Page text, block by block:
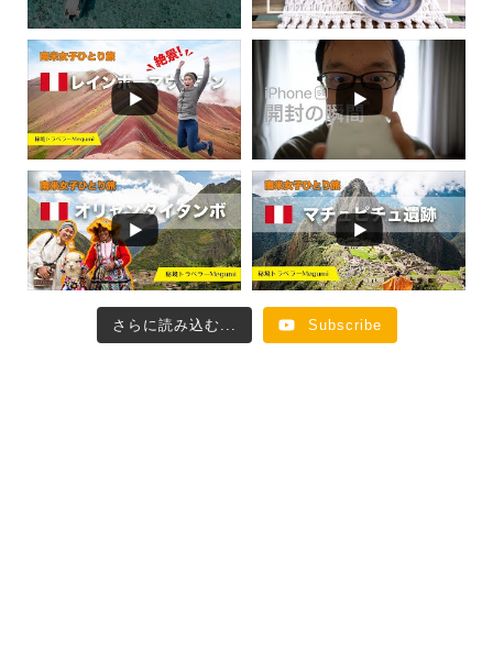
さらに読み込む... Subscribe